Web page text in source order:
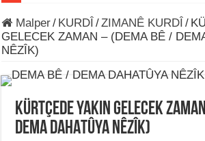
Malper/ KURDÎ /ZIMANÊ KURDÎ /
GELECEK ZAMAN – (DEMA BÊ /
NÊZÎK)
KÜRTÇEDE YAKIN GELECEK
DEMA DAHATÛYA NÊZÎK)